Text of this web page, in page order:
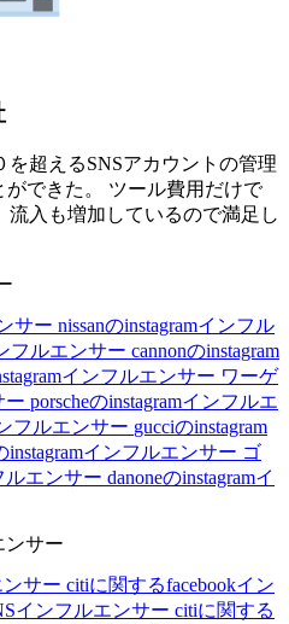
超えるSNSアカウントの管理
できた。 ツール費用だけで
入も増加しているので満足し
サー nissanのinstagramインフル
フルエンサー cannonのinstagram
インフルエンサー ワーゲ
ー porscheのinstagramインフルエ
フルエンサー gucciのinstagram
instagramインフルエンサー ゴ
ルエンサー danoneのinstagramイ
ンサー
サー citiに関するfacebookイン
インフルエンサー citiに関する